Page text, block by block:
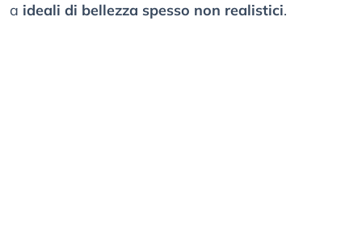
a ideali di bellezza spesso non realistici.